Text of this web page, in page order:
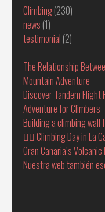
Climbing(230)
news (1)
testimonial (2)
The Relationship
Mountain Adventure
Discover Tandem
Adventure for Climbers
Building a climbing wall
🧗‍♂️ Climbing Day in La
Gran Canaria’s Volcanic
Nuestra web también